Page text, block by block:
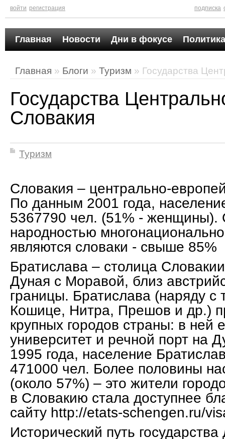
войти регистрация подписка
Главная Новости Дни в фокусе
Главная » Блоги » Туризм » Государства
Государства
Словакия
Туризм
Словакия – центрально-
По данным 2001 года,
5367790 чел. (51% - женщины).
народностью
являются словаки - свыше 85%
Братислава – столица
Дуная с Моравой, близ
границы. Братислава (наряду с
Кошице, Нитра, Прешов и др.)
крупных городов страны: в ней
университет и речной порт на
1995 года, население
471000 чел. Более половины
(около 57%) – это жители
в Словакию стала доступнее
сайту http://etats-schengen.ru/
Исторический путь государства